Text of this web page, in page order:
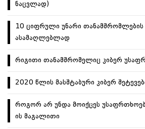
ნაცვლად)
10 ციფრული უნარი თანამშრომლების
ასამაღლებლად
რიგითი თანამშრომელიც კიბერ
2020 წლის მასშტაბური კიბერ
როგორ არ უნდა მოიქცეს
ის მაგალითი